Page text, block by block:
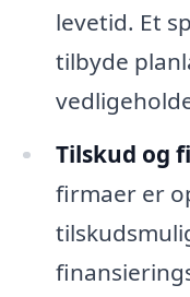
levetid. Et
tilbyde
Tilskud og
firmaer er